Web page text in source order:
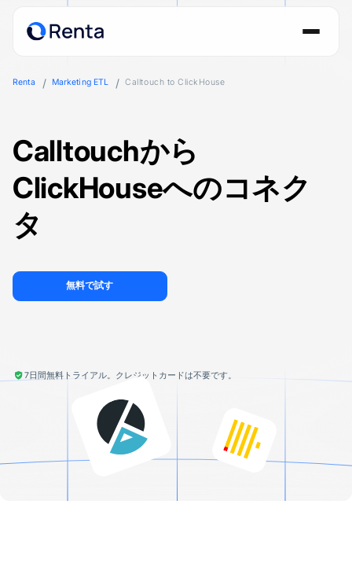
Renta Marketing ETL Calltouch to ClickHouse
Calltouchから
ClickHouseへのコネク
タ
無料で試す
7日間無料トライアル。クレジットカードは不要です。